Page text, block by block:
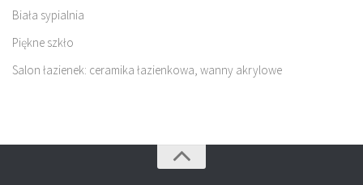
Biała sypialnia
Piękne szkło
Salon łazienek: ceramika łazienkowa, wanny akrylowe